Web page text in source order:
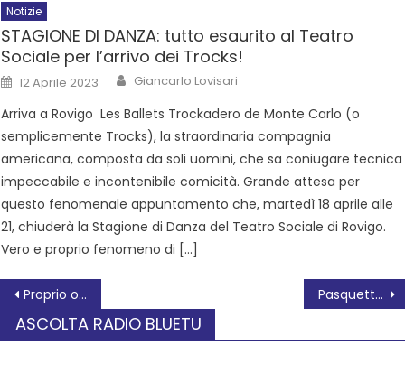
Notizie
STAGIONE DI DANZA: tutto esaurito al Teatro
Sociale per l’arrivo dei Trocks!
12 Aprile 2023 Giancarlo Lovisari
Arriva a Rovigo Les Ballets Trockadero de Monte Carlo (o
semplicemente Trocks), la straordinaria compagnia
americana, composta da soli uomini, che sa coniugare tecnica
impeccabile e incontenibile comicità. Grande attesa per
questo fenomenale appuntamento che, martedì 18 aprile alle
21, chiuderà la Stagione di Danza del Teatro Sociale di Rovigo.
Vero e proprio fenomeno di […]
Proprio oggi 4 aprile Pasquetta perfetta in bicicletta
ASCOLTA RADIO BLUETU